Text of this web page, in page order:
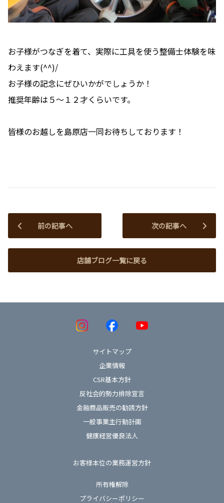
お子様がつなぎを着て、実際に工具を使う整備士体験を味
わえます(^^)/
お子様の記念にぜひいかがでしょうか！
推奨年齢は５～１２才くらいです。
皆様のお越しを島原店一同お待ちしております！
前の記事へ
店舗ブログ一覧に戻る
次の記事へ
サイトマップ
企業情報
CSR基本方針
反社会的勢力排除宣言
金融商品販売の勧誘方針
一般事業主行動計画
健康経営優良法人
お客様本位の業務運営方針
所有権解除
プライバシーポリシー